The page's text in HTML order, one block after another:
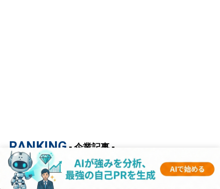
RANKING - 企業記事 -
1
【キーエンス】平均年収2182万円｜年収推